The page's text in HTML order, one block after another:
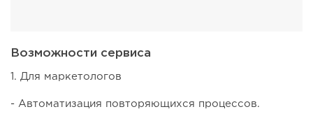
Возможности сервиса
1. Для маркетологов
- Автоматизация повторяющихся процессов.